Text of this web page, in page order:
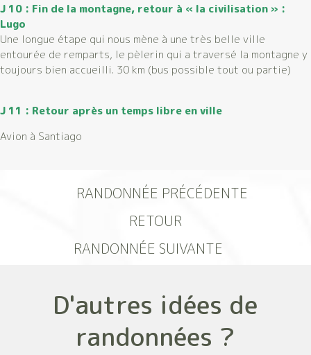
J 10 : Fin de la montagne, retour à « la civilisation » :
Lugo
Une longue étape qui nous mène à une très belle ville
entourée de remparts, le pèlerin qui a traversé la montagne y
toujours bien accueilli. 30 km (bus possible tout ou partie)
J 11 : Retour après un temps libre en ville
Avion à Santiago
RANDONNÉE PRÉCÉDENTE
RETOUR
RANDONNÉE SUIVANTE
D'autres idées de
randonnées ?